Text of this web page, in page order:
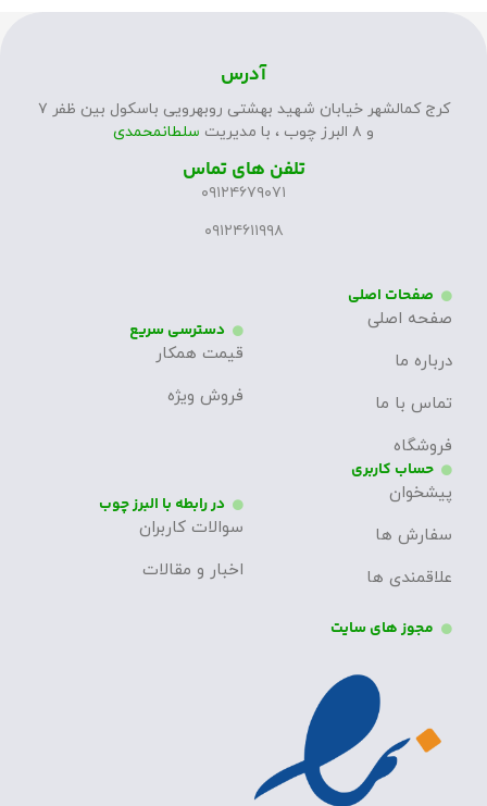
آدرس
کرج کمالشهر خیابان شهید بهشتی روبهرویی باسکول بین ظفر ۷
و ۸ البرز چوب ، با مدیریت
سلطانمحمدی
تلفن های تماس
۰۹۱۲۴۶۷۹۰۷۱
۰۹۱۲۴۶۱۱۹۹۸
صفحات اصلی
صفحه اصلی
درباره ما
تماس با ما
فروشگاه
دسترسی سریع
قیمت همکار
فروش ویژه
حساب کاربری
پیشخوان
سفارش ها
علاقمندی ها
در رابطه با البرز چوب
سوالات کاربران
اخبار و مقالات
مجوز های سایت